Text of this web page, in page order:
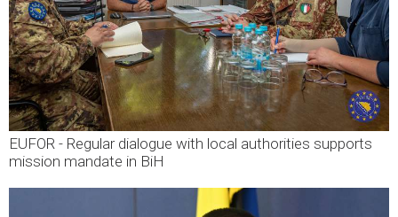
EUFOR - Regular dialogue with local authorities supports
mission mandate in BiH